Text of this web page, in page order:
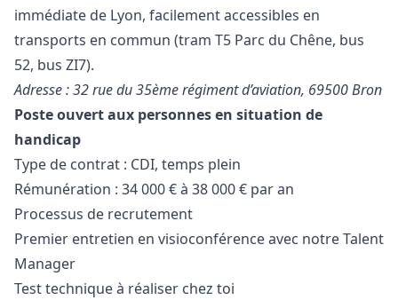
immédiate de Lyon, facilement accessibles en
transports en commun (tram T5 Parc du Chêne, bus
52, bus ZI7).
Adresse : 32 rue du 35ème régiment d’aviation, 69500 Bron
Poste ouvert aux personnes en situation de
handicap
Type de contrat : CDI, temps plein
Rémunération : 34 000 € à 38 000 € par an
Processus de recrutement
Premier entretien en visioconférence avec notre Talent
Manager
Test technique à réaliser chez toi